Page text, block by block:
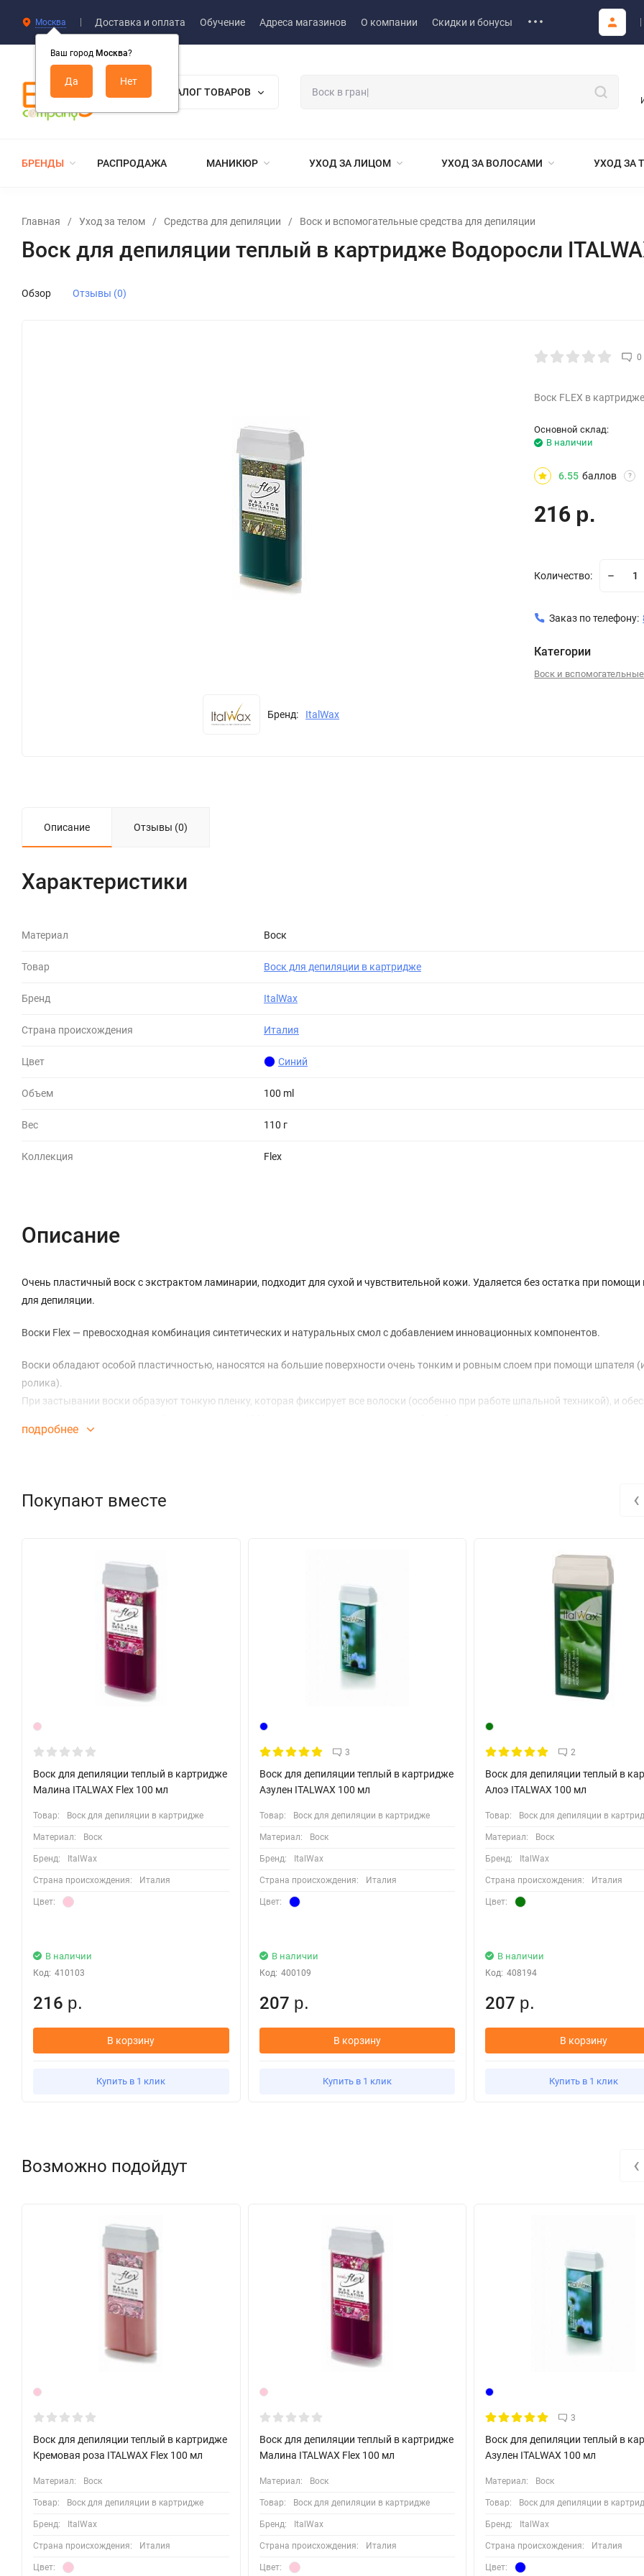
Москва
Ваш город Москва?
Доставка и оплата Обучение Адреса магазинов О компании Скидки и бонусы
КАТАЛОГ ТОВАРОВ
БРЕНДЫ РАСПРОДАЖА МАНИКЮР УХОД ЗА ЛИЦОМ УХОД ЗА ВОЛОСАМИ УХОД ЗА
Главная / Уход за телом / Средства для депиляции / Воск и вспомогательные средства для депиляции
Воск для депиляции теплый в картридже Водоросли
Обзор Отзывы (0)
Бренд: ItalWax
0
Воск FLEX в
Основной склад:
В наличии
6.55 баллов ?
216 р.
Количество:
Заказ по телефону:
Категории
Воск и
Описание Отзывы (0)
Характеристики
Материал Воск
Товар Воск для депиляции в картридже
Бренд ItalWax
Страна происхождения Италия
Цвет Синий
Объем 100 ml
Вес 110 г
Коллекция Flex
Описание
Очень пластичный воск с экстрактом ламинарии, подходит для сухой и чувствительной кожи. Удаляется без остатка при помощи
для депиляции.
Воски Flex — превосходная комбинация синтетических и натуральных смол с добавлением инновационных компонентов.
Воски обладают особой пластичностью, наносятся на большие поверхности очень тонким и ровным слоем при помощи шпателя
ролика).
При застывании воски образуют тонкую пленку, которая фиксирует все волоски (особенно при работе шпальной техникой), и
Не оставляют липкости на коже.
подробнее
Покупают вместе
Воск для депиляции теплый в картридже
Малина ITALWAX Flex 100 мл
Товар: Воск для депиляции в картридже
Материал: Воск
Бренд: ItalWax
Страна происхождения: Италия
Цвет:
В наличии
Код: 410103
216 р.
В корзину
Купить в 1 клик
3
Воск для депиляции теплый в картридже
Азулен ITALWAX 100 мл
Товар: Воск для депиляции в картридже
Материал: Воск
Бренд: ItalWax
Страна происхождения: Италия
Цвет:
В наличии
Код: 400109
207 р.
В корзину
Купить в 1 клик
2
Воск для депиляции теплый в
Алоэ ITALWAX 100 мл
Товар: Воск для депиляции в
Материал: Воск
Бренд: ItalWax
Страна происхождения: Италия
Цвет:
В наличии
Код: 408194
207 р.
В корзину
Купить в 1 клик
‹
Возможно подойдут
Воск для депиляции теплый в картридже
Кремовая роза ITALWAX Flex 100 мл
Материал: Воск
Товар: Воск для депиляции в картридже
Бренд: ItalWax
Страна происхождения: Италия
Цвет:
Воск для депиляции теплый в картридже
Малина ITALWAX Flex 100 мл
Материал: Воск
Товар: Воск для депиляции в картридже
Бренд: ItalWax
Страна происхождения: Италия
Цвет:
3
Воск для депиляции теплый в
Азулен ITALWAX 100 мл
Материал: Воск
Товар: Воск для депиляции в
Бренд: ItalWax
Страна происхождения: Италия
Цвет:
‹